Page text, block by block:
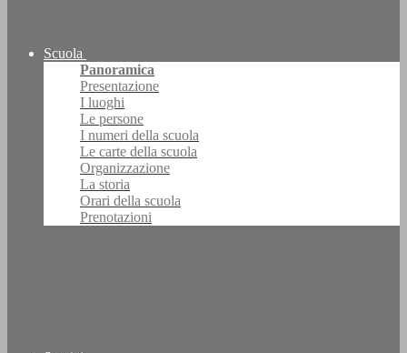
Scuola
Panoramica
Presentazione
I luoghi
Le persone
I numeri della scuola
Le carte della scuola
Organizzazione
La storia
Orari della scuola
Prenotazioni